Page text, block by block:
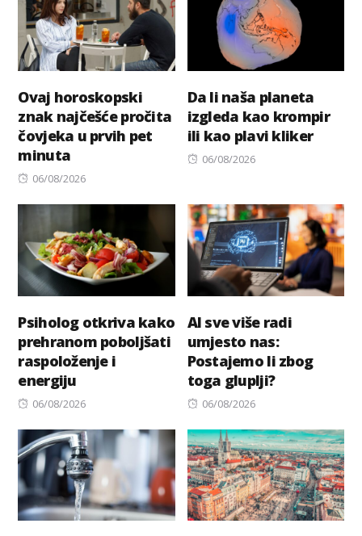
Ovaj horoskopski
znak najčešće pročita
čovjeka u prvih pet
minuta
Posted
06/08/2026
Da li naša planeta
izgleda kao krompir
ili kao plavi kliker
Posted
06/08/2026
Psiholog otkriva kako
prehranom poboljšati
raspoloženje i
energiju
Posted
06/08/2026
AI sve više radi
umjesto nas:
Postajemo li zbog
toga gluplji?
Posted
06/08/2026